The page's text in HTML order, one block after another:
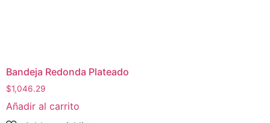
Bandeja Redonda Plateado
$1,046.29
Añadir al carrito